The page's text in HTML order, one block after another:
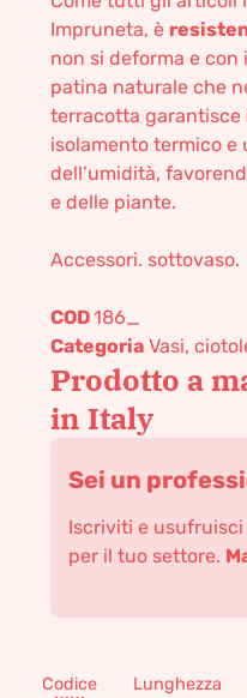
Impruneta, è
non si deforma e
patina naturale che
terracotta
isolamento termico e
dell’umidità,
e delle piante.
Accessori. sottovaso.
COD186_
Categoria Vasi,
Prodotto a
in Italy
Sei un
Iscriviti e
per il tuo settore.
Codice Lunghezza